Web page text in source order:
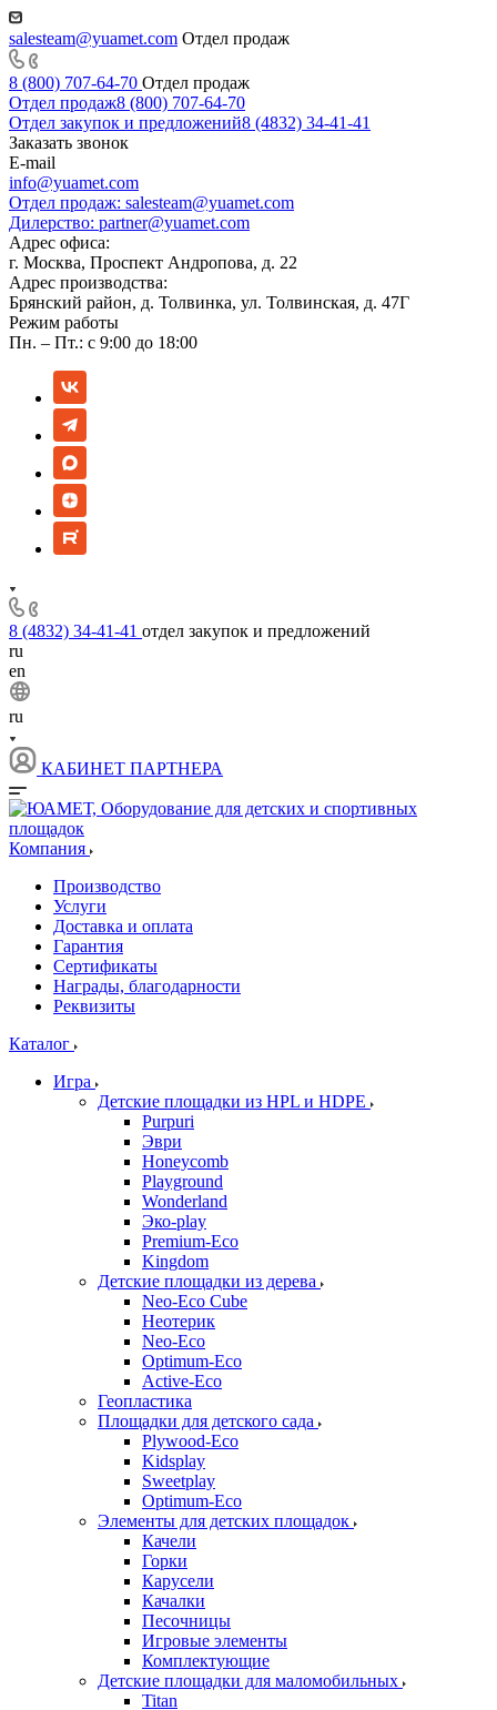
salesteam@yuamet.com Отдел продаж
8 (800) 707-64-70 Отдел продаж
Отдел продаж8 (800) 707-64-70
Отдел закупок и предложений8 (4832) 34-41-41
Заказать звонок
E-mail
info@yuamet.com
Отдел продаж: salesteam@yuamet.com
Дилерство: partner@yuamet.com
Адрес офиса:
г. Москва, Проспект Андропова, д. 22
Адрес производства:
Брянский район, д. Толвинка, ул. Толвинская, д. 47Г
Режим работы
Пн. – Пт.: с 9:00 до 18:00
8 (4832) 34-41-41 отдел закупок и предложений
ru
en
ru
КАБИНЕТ ПАРТНЕРА
Компания
Производство
Услуги
Доставка и оплата
Гарантия
Сертификаты
Награды, благодарности
Реквизиты
Каталог
Игра
Детские площадки из HPL и HDPE
Purpuri
Эври
Honeycomb
Playground
Wonderland
Эко-play
Premium-Eco
Kingdom
Детские площадки из дерева
Neo-Eco Cube
Неотерик
Neo-Eco
Оptimum-Еco
Active-Eco
Геопластика
Площадки для детского сада
Plywood-Eco
Kidsplay
Sweetplay
Оptimum-Еco
Элементы для детских площадок
Качели
Горки
Карусели
Качалки
Песочницы
Игровые элементы
Комплектующие
Детские площадки для маломобильных
Titan